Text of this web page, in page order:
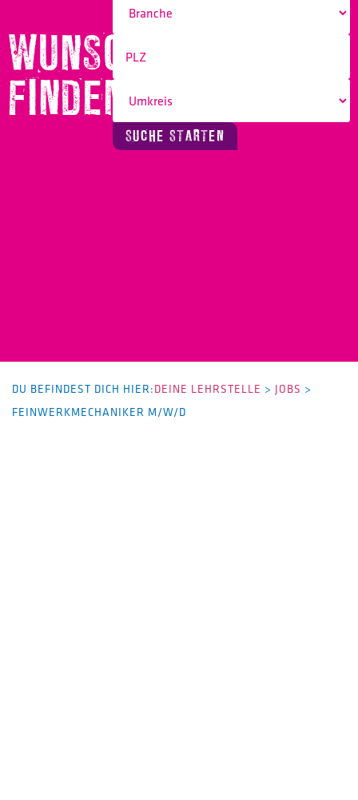
WUNSCHBERUF
FINDEN!
SUCHE STARTEN
DU BEFINDEST DICH HIER:DEINE LEHRSTELLE > JOBS >
FEINWERKMECHANIKER M/W/D